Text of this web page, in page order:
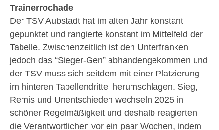
Trainerrochade
Der TSV Aubstadt hat im alten Jahr konstant
gepunktet und rangierte konstant im Mittelfeld der
Tabelle. Zwischenzeitlich ist den Unterfranken
jedoch das “Sieger-Gen” abhandengekommen und
der TSV muss sich seitdem mit einer Platzierung
im hinteren Tabellendrittel herumschlagen. Sieg,
Remis und Unentschieden wechseln 2025 in
schöner Regelmäßigkeit und deshalb reagierten
die Verantwortlichen vor ein paar Wochen, indem